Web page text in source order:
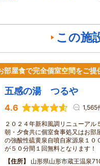
この施
部屋食で完全個室空間をご提
五感の湯 つるや
4.6 1,565
２０２４年新和風調リニューアル
朝・夕食共に個室食事処又はお部
の強酸性硫黄泉自噴自家源泉１０
が５０分間１回無料となります！
住所
山形県山形市蔵王温泉